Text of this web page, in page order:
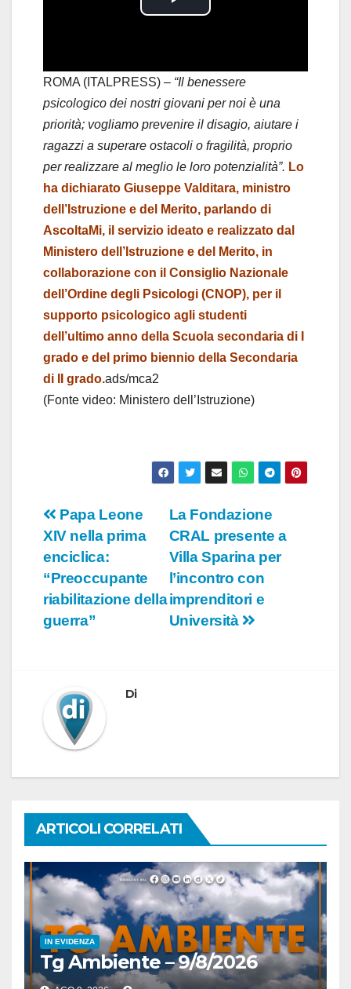
P
a
y
V
i
d
e
o
ROMA (ITALPRESS) – “Il benessere
psicologico dei nostri giovani per noi è una
priorità; vogliamo prevenire il disagio, aiutare i
ragazzi a superare ostacoli o fragilità, proprio
per realizzare al meglio le loro potenzialità”. Lo
ha dichiarato Giuseppe Valditara, ministro
dell’Istruzione e del Merito, parlando di
AscoltaMi, il servizio ideato e realizzato dal
Ministero dell’Istruzione e del Merito, in
collaborazione con il Consiglio Nazionale
dell’Ordine degli Psicologi (CNOP), per il
supporto psicologico agli studenti
dell’ultimo anno della Scuola secondaria di I
grado e del primo biennio della Secondaria
di II grado.ads/mca2
(Fonte video: Ministero dell’Istruzione)
Navigazione
articoli
La Fondazione
CRAL presente a
Villa Sparina per
l’incontro con
imprenditori e
Università
Papa Leone
XIV nella prima
enciclica:
“Preoccupante
riabilitazione della
guerra”
Di
ARTICOLI CORRELATI
IN EVIDENZA
Tg Ambiente – 9/8/2026